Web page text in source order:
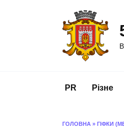
PR Різне
ГОЛОВНА » ГІФКИ